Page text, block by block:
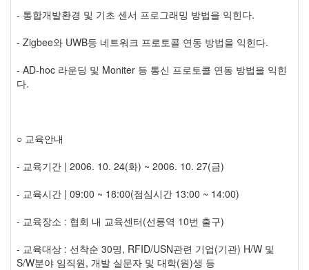
- 통합개발환경 및 기초 센서 프로그래밍 방법을 익힌다.
- Zigbee와 UWB등 네트워크 프로토콜 연동 방법을 익힌다.
- AD-hoc 라운딩 및 Moniter 등 통신 프로토콜 연동 방법을 익힌
다.
○ 교육안내
- 교육기간 | 2006. 10. 24(화) ~ 2006. 10. 27(금)
- 교육시간 | 09:00 ~ 18:00(점심시간 13:00 ~ 14:00)
- 교육장소 : 협회 내 교육센터(선릉역 10번 출구)
- 교육대상 : 선착순 30명, RFID/USN관련 기업(기관) H/W 및
S/W분야 임직원, 개발 실문자 및 대학(원)생 등